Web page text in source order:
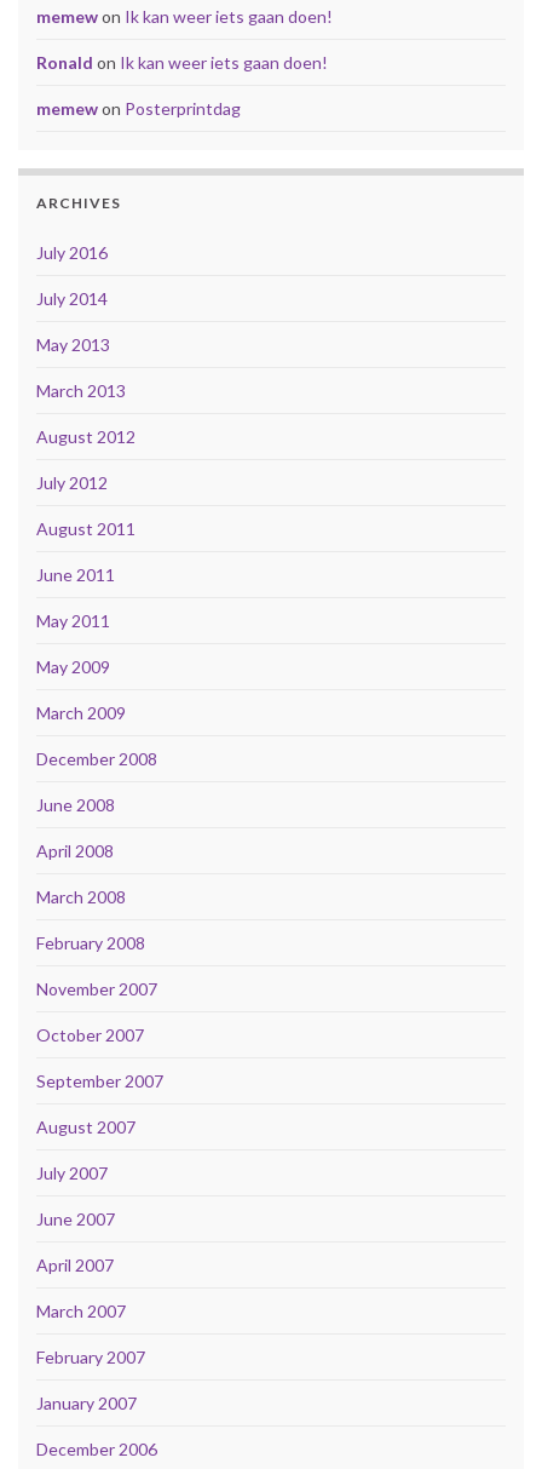
memewon Ik kan weer iets gaan doen!
Ronald on Ik kan weer iets gaan doen!
memewon Posterprintdag
ARCHIVES
July 2016
July 2014
May 2013
March 2013
August 2012
July 2012
August 2011
June 2011
May 2011
May 2009
March 2009
December 2008
June 2008
April 2008
March 2008
February 2008
November 2007
October 2007
September 2007
August 2007
July 2007
June 2007
April 2007
March 2007
February 2007
January 2007
December 2006